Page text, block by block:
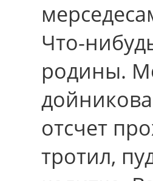
Что-
родины.
отсчет
тротил,